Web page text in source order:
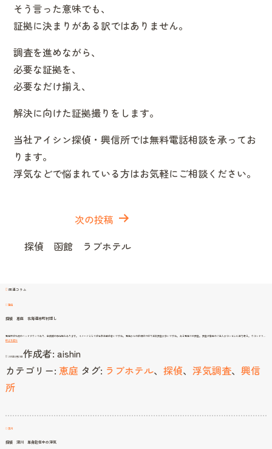
そう言った意味でも、
証拠に決まりがある訳ではありません。
調査を進めながら、
必要な証拠を、
必要なだけ揃え、
解決に向けた証拠撮りをします。
当社アイシン探偵・興信所では無料電話相談を承ってお
ります。
浮気などで悩まれている方はお気軽にご相談ください。
ョ
ン
次の投稿
探偵 函館 ラブホテル
関連コラム
恵庭
探偵 恵庭 北海道市町村話し
恵庭市は札幌のベッドタウンであり、自衛隊の駐屯地もあります。 イメージとしては世帯年齢は若いですね。 恵庭からの依頼はやはり浮気調査が多いですね。 ある恵庭での調査。 調査対象者のご主人がコンビニに立ち寄る。 ウコンドリ…
続きを読む探
北
市
町
2011年8月23日作成者: aishin
カテゴリー: 恵庭 タグ: ラブホテル、 探偵、 浮気調査、 興信
所
深川
探偵 深川 単身赴任中の浮気